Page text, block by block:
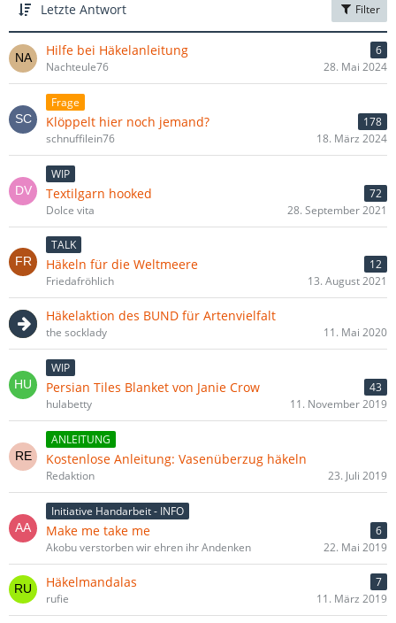
Letzte Antwort Filter
Hilfe bei Häkelanleitung
6
Nachteule76
28. Mai 2024
Frage
Klöppelt hier noch jemand?
178
schnuffilein76
18. März 2024
WIP
Textilgarn hooked
72
Dolce vita
28. September 2021
TALK
Häkeln für die Weltmeere
12
Friedafröhlich
13. August 2021
Häkelaktion des BUND für Artenvielfalt
the socklady 11. Mai 2020
WIP
Persian Tiles Blanket von Janie Crow
43
hulabetty
11. November 2019
ANLEITUNG
Kostenlose Anleitung: Vasenüberzug häkeln
Redaktion 23. Juli 2019
Initiative Handarbeit - INFO
Make me take me
6
Akobu verstorben wir ehren ihr Andenken
22. Mai 2019
Häkelmandalas
7
rufie
11. März 2019